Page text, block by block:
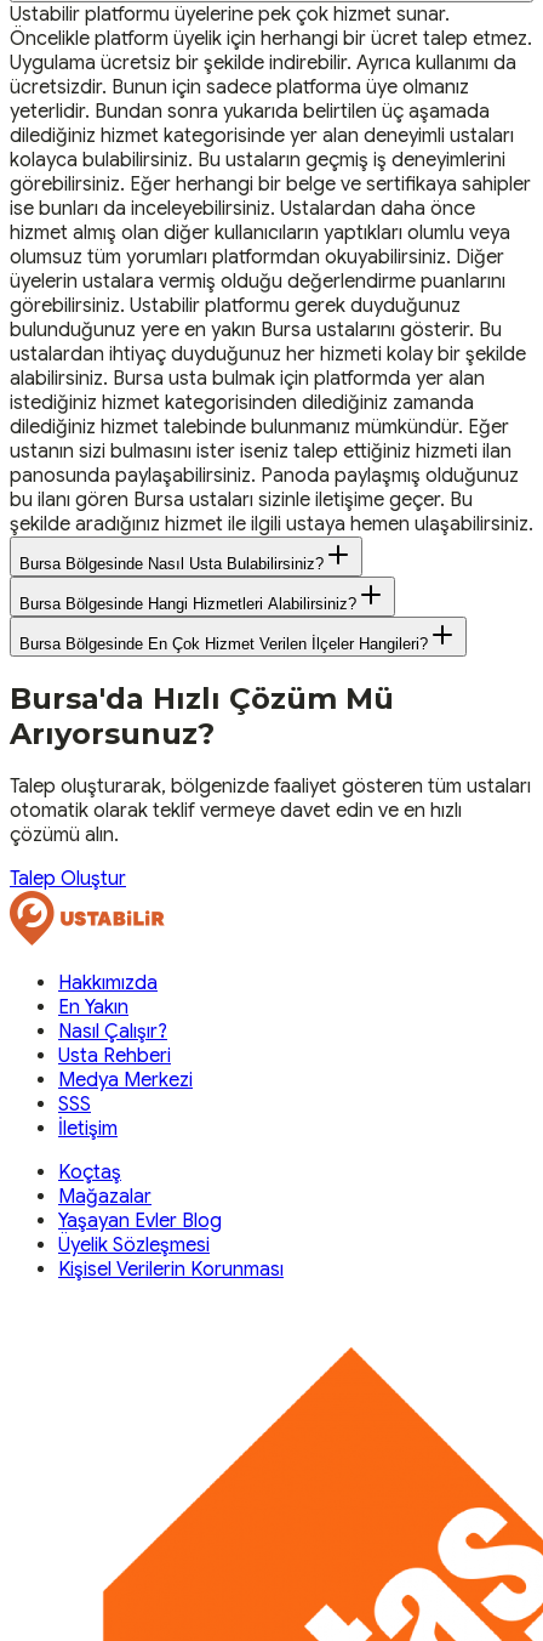
Ustabilir platformu üyelerine pek çok hizmet sunar.
Öncelikle platform üyelik için herhangi bir ücret talep etmez.
Uygulama ücretsiz bir şekilde indirebilir. Ayrıca kullanımı da
ücretsizdir. Bunun için sadece platforma üye olmanız
yeterlidir. Bundan sonra yukarıda belirtilen üç aşamada
dilediğiniz hizmet kategorisinde yer alan deneyimli ustaları
kolayca bulabilirsiniz. Bu ustaların geçmiş iş deneyimlerini
görebilirsiniz. Eğer herhangi bir belge ve sertifikaya sahipler
ise bunları da inceleyebilirsiniz. Ustalardan daha önce
hizmet almış olan diğer kullanıcıların yaptıkları olumlu veya
olumsuz tüm yorumları platformdan okuyabilirsiniz. Diğer
üyelerin ustalara vermiş olduğu değerlendirme puanlarını
görebilirsiniz. Ustabilir platformu gerek duyduğunuz
bulunduğunuz yere en yakın Bursa ustalarını gösterir. Bu
ustalardan ihtiyaç duyduğunuz her hizmeti kolay bir şekilde
alabilirsiniz. Bursa usta bulmak için platformda yer alan
istediğiniz hizmet kategorisinden dilediğiniz zamanda
dilediğiniz hizmet talebinde bulunmanız mümkündür. Eğer
ustanın sizi bulmasını ister iseniz talep ettiğiniz hizmeti ilan
panosunda paylaşabilirsiniz. Panoda paylaşmış olduğunuz
bu ilanı gören Bursa ustaları sizinle iletişime geçer. Bu
şekilde aradığınız hizmet ile ilgili ustaya hemen ulaşabilirsiniz.
Bursa Bölgesinde Nasıl Usta Bulabilirsiniz?
Bursa Bölgesinde Hangi Hizmetleri Alabilirsiniz?
Bursa Bölgesinde En Çok Hizmet Verilen İlçeler Hangileri?
Bursa'da Hızlı Çözüm Mü
Arıyorsunuz?
Talep oluşturarak, bölgenizde faaliyet gösteren tüm ustaları
otomatik olarak teklif vermeye davet edin ve en hızlı
çözümü alın.
Talep Oluştur
Hakkımızda
En Yakın
Nasıl Çalışır?
Usta Rehberi
Medya Merkezi
SSS
İletişim
Koçtaş
Mağazalar
Yaşayan Evler Blog
Üyelik Sözleşmesi
Kişisel Verilerin Korunması